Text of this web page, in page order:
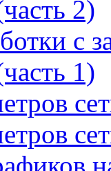
2)
с
1)